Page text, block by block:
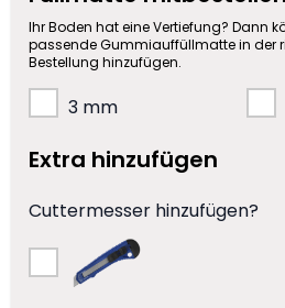
Ihr Boden hat eine Vertiefung? Dann
passende Gummiauffüllmatte in der
Bestellung hinzufügen.
3 mm
Extra hinzufügen
Cuttermesser hinzufügen?